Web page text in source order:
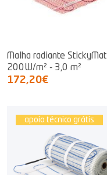
Malha radiante StickyMat
200W/m² - 3,0 m²
172,20€
apoio técnico grátis